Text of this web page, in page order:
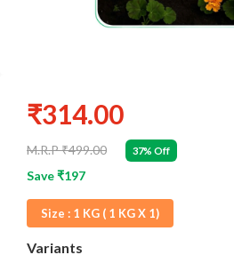
₹314.00
M.R.P ₹499.00 37% Off
Save ₹197
Size : 1 KG ( 1 KG X 1)
Variants